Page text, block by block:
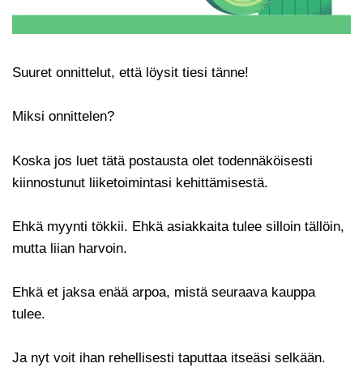
Suuret onnittelut, että löysit tiesi tänne!
Miksi onnittelen?
Koska jos luet tätä postausta olet todennäköisesti
kiinnostunut liiketoimintasi kehittämisestä.
Ehkä myynti tökkii. Ehkä asiakkaita tulee silloin tällöin,
mutta liian harvoin.
Ehkä et jaksa enää arpoa, mistä seuraava kauppa
tulee.
Ja nyt voit ihan rehellisesti taputtaa itseäsi selkään.